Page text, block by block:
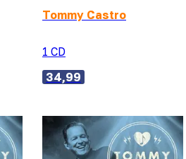
Tommy Castro
1 CD
34,99